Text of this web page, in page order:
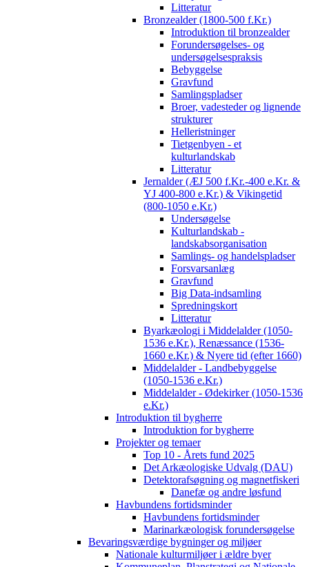
Litteratur
Bronzealder (1800-500 f.Kr.)
Introduktion til bronzealder
Forundersøgelses- og
undersøgelsespraksis
Bebyggelse
Gravfund
Samlingspladser
Broer, vadesteder og lignende
strukturer
Helleristninger
Tietgenbyen - et
kulturlandskab
Litteratur
Jernalder (ÆJ 500 f.Kr.-400 e.Kr. &
YJ 400-800 e.Kr.) & Vikingetid
(800-1050 e.Kr.)
Undersøgelse
Kulturlandskab -
landskabsorganisation
Samlings- og handelspladser
Forsvarsanlæg
Gravfund
Big Data-indsamling
Spredningskort
Litteratur
Byarkæologi i Middelalder (1050-
1536 e.Kr.), Renæssance (1536-
1660 e.Kr.) & Nyere tid (efter 1660)
Middelalder - Landbebyggelse
(1050-1536 e.Kr.)
Middelalder - Ødekirker (1050-1536
e.Kr.)
Introduktion til bygherre
Introduktion for bygherre
Projekter og temaer
Top 10 - Årets fund 2025
Det Arkæologiske Udvalg (DAU)
Detektorafsøgning og magnetfiskeri
Danefæ og andre løsfund
Havbundens fortidsminder
Havbundens fortidsminder
Marinarkæologisk forundersøgelse
Bevaringsværdige bygninger og miljøer
Nationale kulturmiljøer i ældre byer